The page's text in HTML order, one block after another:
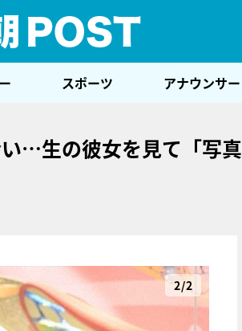
スポーツ アナウンサー
…生の彼女を見て「写真
2/2